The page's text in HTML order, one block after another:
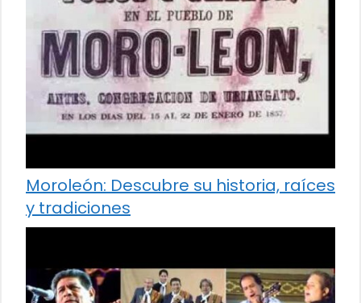
Moroleón: Descubre su historia, raíces
y tradiciones